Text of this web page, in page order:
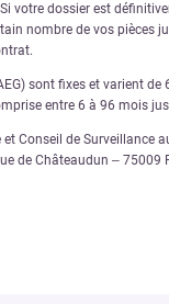
votre dossier est
nombre de vos pièces
sont fixes et varient de
entre 6 à 96 mois
et Conseil de Surveillance
de Châteaudun – 75009